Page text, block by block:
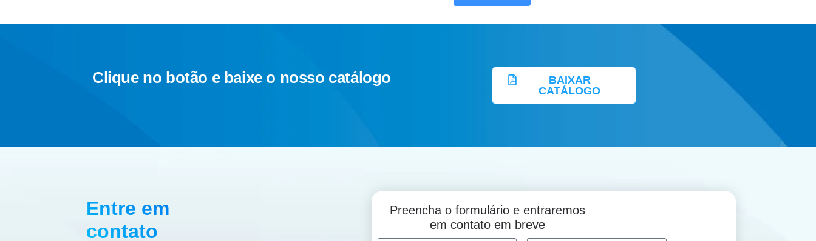
Clique no botão e baixe o nosso catálogo
BAIXAR
CATÁLOGO
Entre em
contato
Preencha o formulário e entraremos
em contato em breve